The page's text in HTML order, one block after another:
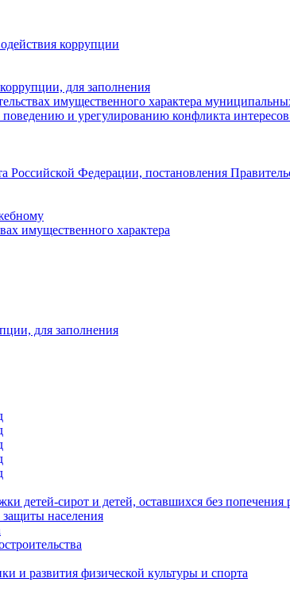
коррупции
для заполнения
имущественного характера
и урегулированию конфликта интересов
Федерации, постановления
имущественного характера
для заполнения
детей-сирот и детей, оставшихся без попечения
защиты населения
и развития физической культуры и спорта